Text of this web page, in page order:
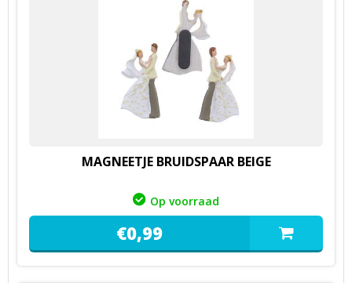
MAGNEETJE BRUIDSPAAR BEIGE
Op voorraad
€0,99